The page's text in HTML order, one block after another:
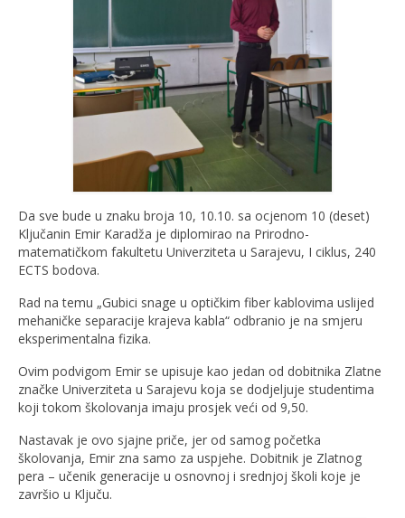
Da sve bude u znaku broja 10, 10.10. sa ocjenom 10 (deset)
Ključanin Emir Karadža je diplomirao na Prirodno-
matematičkom fakultetu Univerziteta u Sarajevu, I ciklus, 240
ECTS bodova.
Rad na temu „Gubici snage u optičkim fiber kablovima uslijed
mehaničke separacije krajeva kabla“ odbranio je na smjeru
eksperimentalna fizika.
Ovim podvigom Emir se upisuje kao jedan od dobitnika Zlatne
značke Univerziteta u Sarajevu koja se dodjeljuje studentima
koji tokom školovanja imaju prosjek veći od 9,50.
Nastavak je ovo sjajne priče, jer od samog početka
školovanja, Emir zna samo za uspjehe. Dobitnik je Zlatnog
pera – učenik generacije u osnovnoj i srednjoj školi koje je
završio u Ključu.